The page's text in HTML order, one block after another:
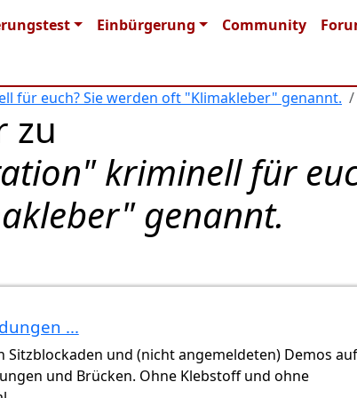
navigationEinbürgerung Community
für euch? Sie werden oft "Klimakleber" genannt.
zu
kriminell für
genannt.
vonGast (nicht überprüft)
...
Sitzblockaden und (nicht angemeldeten) Demos auf
und Brücken. Ohne Klebstoff und ohne